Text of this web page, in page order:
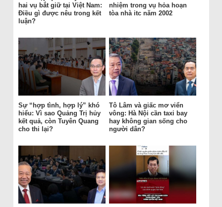
hai vụ bắt giữ tại Việt Nam:
Điều gì được nêu trong kết
luận?
nhiệm trong vụ hỏa hoạn
tòa nhà itc năm 2002
Sự “hợp tình, hợp lý” khó
hiểu: Vì sao Quảng Trị hủy
kết quả, còn Tuyên Quang
cho thi lại?
Tô Lâm và giấc mơ viển
vông: Hà Nội cần taxi bay
hay không gian sống cho
người dân?